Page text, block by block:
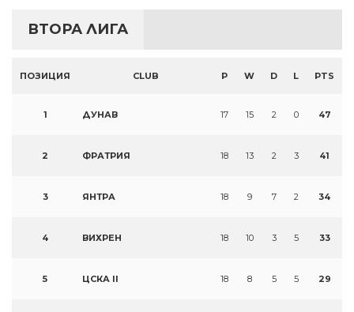
ВТОРА ЛИГА
ПОЗИЦИЯ CLUB P W D L PTS
1 ДУНАВ 17 15 2 0 47
2 ФРАТРИЯ 18 13 2 3 41
3 ЯНТРА 18 9 7 2 34
4 ВИХРЕН 18 10 3 5 33
5 ЦСКА II 18 8 5 5 29